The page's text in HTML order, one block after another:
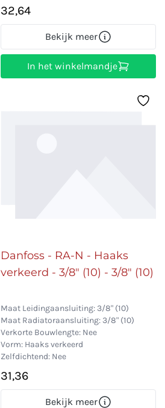
32,64
Bekijk meer
In het winkelmandje
Danfoss - RA-N - Haaks
verkeerd - 3/8" (10) - 3/8" (10)
Maat Leidingaansluiting: 3/8" (10)
Maat Radiatoraansluiting: 3/8" (10)
Verkorte Bouwlengte: Nee
Vorm: Haaks verkeerd
Zelfdichtend: Nee
31,36
Bekijk meer